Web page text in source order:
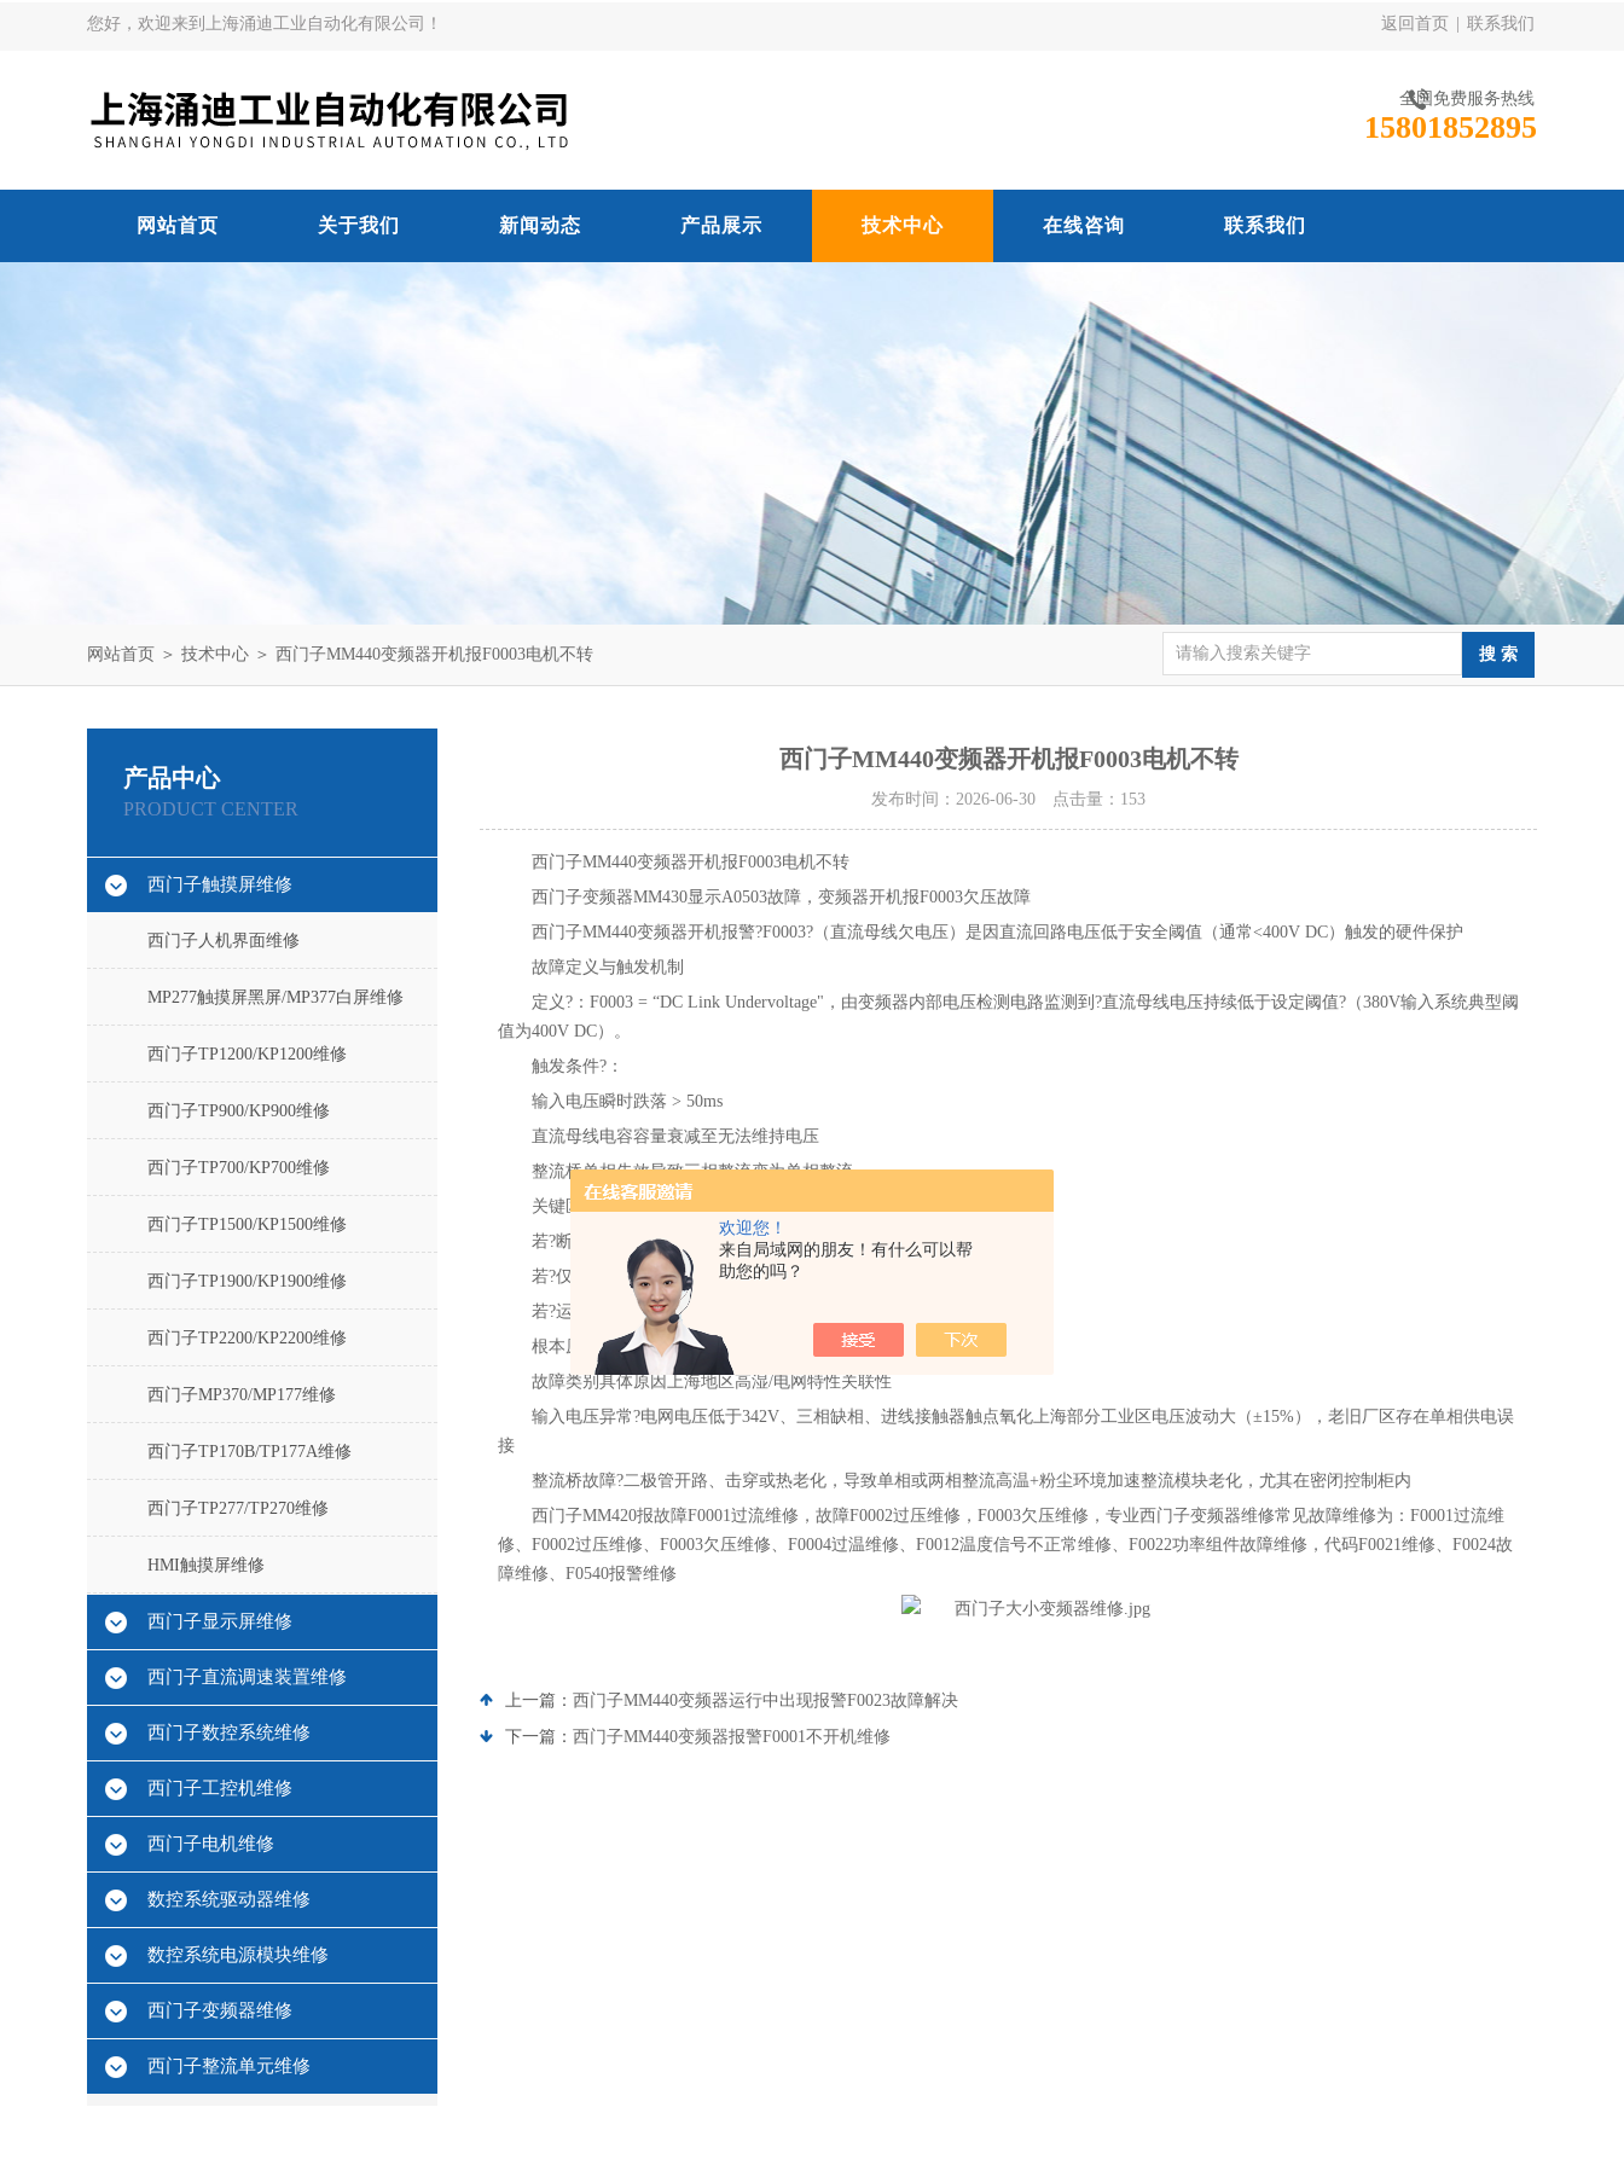
欢迎您！
来自局域网的朋友！有什么可以帮
助您的吗？
您好，欢迎来到上海涌迪工业自动化有限公司！ 返回首页 联系我们
全国免费服务热线
15801852895
网站首页 关于我们 新闻动态 产品展示 技术中心 在线咨询 联系我们
网站首页 ＞ 技术中心 ＞ 西门子MM440变频器开机报F0003电机不转
产品中心
PRODUCT CENTER
西门子触摸屏维修
西门子人机界面维修
MP277触摸屏黑屏/MP377白屏维修
西门子TP1200/KP1200维修
西门子TP900/KP900维修
西门子TP700/KP700维修
西门子TP1500/KP1500维修
西门子TP1900/KP1900维修
西门子TP2200/KP2200维修
西门子MP370/MP177维修
西门子TP170B/TP177A维修
西门子TP277/TP270维修
HMI触摸屏维修
西门子显示屏维修
西门子直流调速装置维修
西门子数控系统维修
西门子工控机维修
西门子电机维修
数控系统驱动器维修
数控系统电源模块维修
西门子变频器维修
西门子整流单元维修
西门子MM440变频器开机报F0003电机不转
发布时间：2026-06-30 点击量： 153
西门子MM440变频器开机报F0003电机不转
西门子变频器MM430显示A0503故障，变频器开机报F0003欠压故障
西门子MM440变频器开机报警?F0003?（直流母线欠电压）是因直流回路电压低于安全阈值（通常<400V DC）触发的硬件保护
故障定义与触发机制
定义?：F0003 = “DC Link Undervoltage"，由变频器内部电压检测电路监测到?直流母线电压持续低于设定阈值?（380V输入系统典型阈
值为400V DC）。
触发条件?：
输入电压瞬时跌落 > 50ms
直流母线电容容量衰减至无法维持电压
整流桥单相失效导致三相整流变为单相整流
关键区分?：
若?断电后重新上电立即报F0003? → 电源输入或整流模块故障
若?仅在负载启动瞬间报故障? → 负载冲击或斜坡时间不足
若?运行中偶发? → 电容老化或电网波动
根本原因分类分析
故障类别 具体原因上海地区高湿/电网特性关联性
输入电压异常?电网电压低于342V、三相缺相、进线接触器触点氧化上海部分工业区电压波动大（±15%），老旧厂区存在单相供电误
接
整流桥故障?二极管开路、击穿或热老化，导致单相或两相整流高温+粉尘环境加速整流模块老化，尤其在密闭控制柜内
西门子MM420报故障F0001过流维修，故障F0002过压维修，F0003欠压维修，专业西门子变频器维修常见故障维修为：F0001过流维
修、F0002过压维修、F0003欠压维修、F0004过温维修、F0012温度信号不正常维修、F0022功率组件故障维修，代码F0021维修、F0024故
障维修、F0540报警维修
上一篇： 西门子MM440变频器运行中出现报警F0023故障解决
下一篇： 西门子MM440变频器报警F0001不开机维修